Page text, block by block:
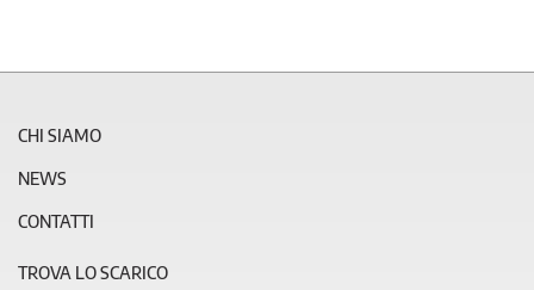
CHI SIAMO
NEWS
CONTATTI
TROVA LO SCARICO